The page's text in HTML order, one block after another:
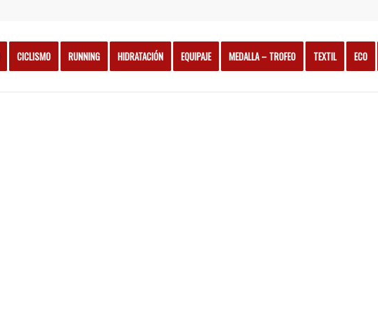
CICLISMO RUNNING HIDRATACIÓN EQUIPAJE MEDALLA – TROFEO TEXTIL ECO